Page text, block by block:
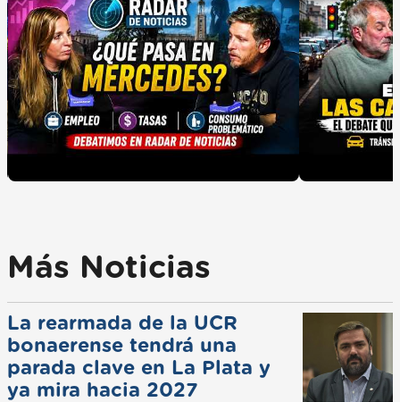
Más Noticias
La rearmada de la UCR
bonaerense tendrá una
parada clave en La Plata y
ya mira hacia 2027